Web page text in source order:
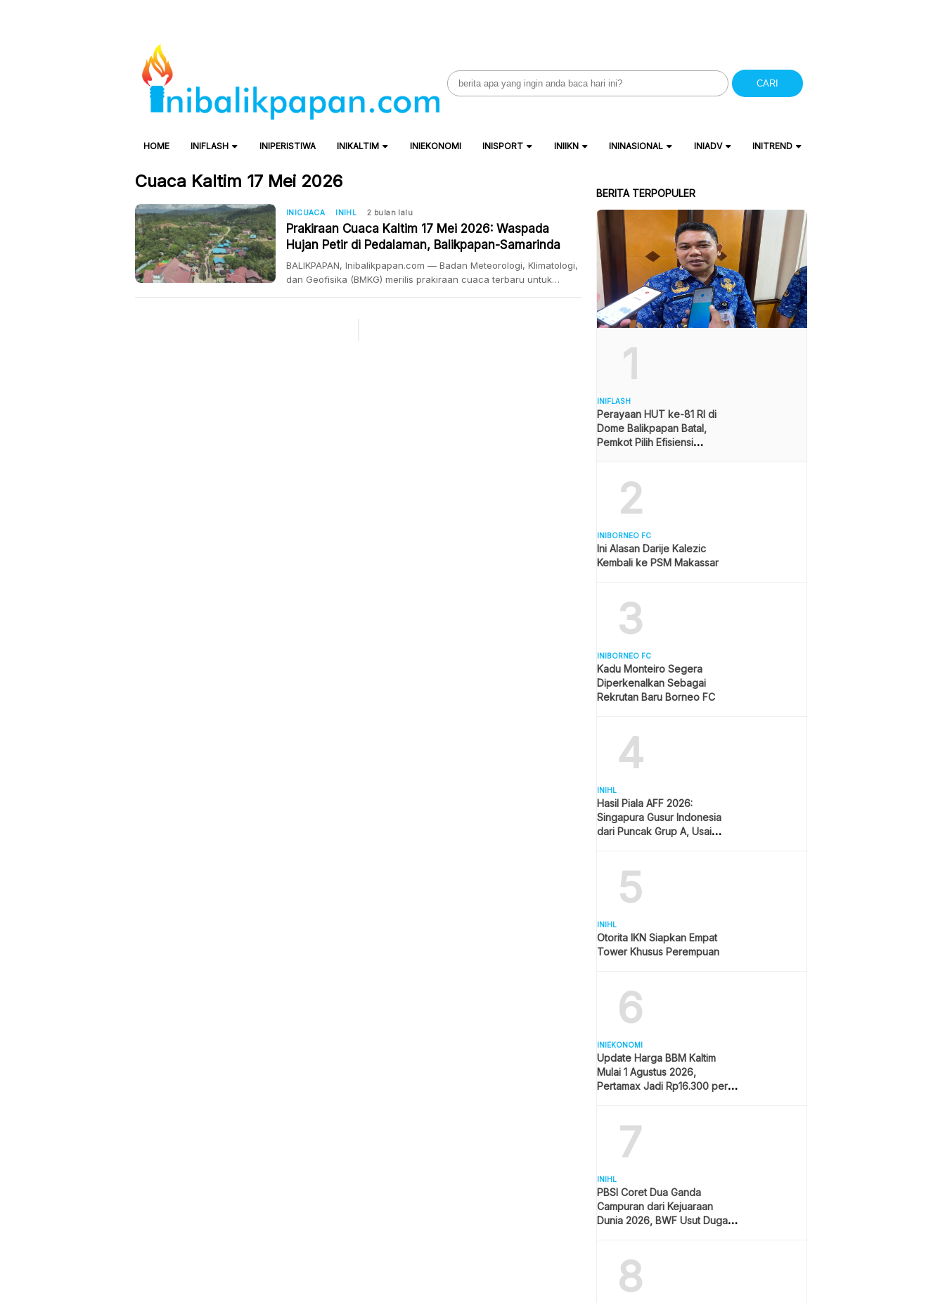
Search
for:
CARI
HOME INIFLASH INIPERISTIWA INIKALTIM INIEKONOMI INISPORT INIIKN ININASIONAL INIADV INITREND
Cuaca Kaltim 17 Mei 2026
INICUACA INIHL 2 bulan lalu
Prakiraan Cuaca Kaltim 17 Mei 2026: Waspada
Hujan Petir di Pedalaman, Balikpapan-Samarinda
Berawan Tebal
BALIKPAPAN, Inibalikpapan.com — Badan Meteorologi, Klimatologi,
dan Geofisika (BMKG) merilis prakiraan cuaca terbaru untuk
BERITA TERPOPULER
1
INIFLASH
Perayaan HUT ke-81 RI di
Dome Balikpapan Batal,
Pemkot Pilih Efisiensi
2
INIBORNEO FC
Ini Alasan Darije Kalezic
Kembali ke PSM Makassar
3
INIBORNEO FC
Kadu Monteiro Segera
Diperkenalkan Sebagai
Rekrutan Baru Borneo FC
4
INIHL
Hasil Piala AFF 2026:
Singapura Gusur Indonesia
dari Puncak Grup A, Usai
5
INIHL
Otorita IKN Siapkan Empat
Tower Khusus Perempuan
6
INIEKONOMI
Update Harga BBM Kaltim
Mulai 1 Agustus 2026,
Pertamax Jadi Rp16.300 per
7
INIHL
PBSI Coret Dua Ganda
Campuran dari Kejuaraan
Dunia 2026, BWF Usut Dugaan
8